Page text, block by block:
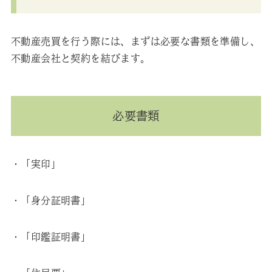
不動産売買を行う際には、まずは必要な書類を準備し、
不動産会社と契約を結びます。
必要書類
・「実印」
・「身分証明書」
・「印鑑証明書」